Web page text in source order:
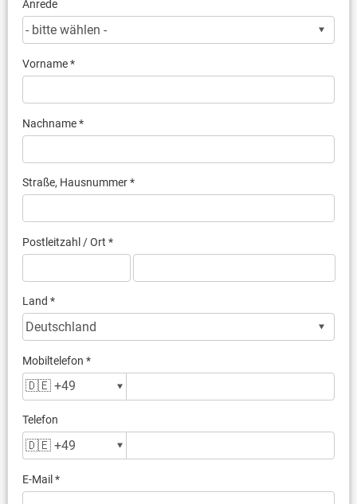
Anrede
Vorname *
Nachname *
Straße, Hausnummer *
Postleitzahl / Ort *
Land *
Mobiltelefon *
Telefon
E-Mail *